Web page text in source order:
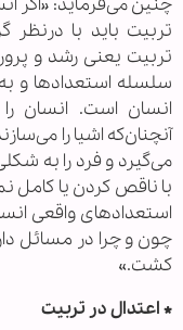
چنین می‌فرماید: «اگر
تربیت باید با
تربیت یعنی رشد و
سلسله استعداد‌ها و
انسان است. انسان
آنچنان‌که اشیا را
می‌گیرد و فرد را به
با ناقص کردن یا کامل
استعداد‌های واقعی
چون و چرا در مسائل
کشت.»
*اعتدال در تربیت